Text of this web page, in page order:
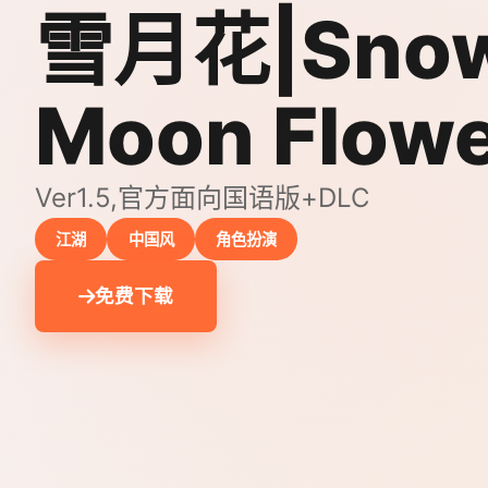
雪月花
Moon
Ver1.5,官方面向国语版+DLC
江湖 中国风 角色扮演
免费下载